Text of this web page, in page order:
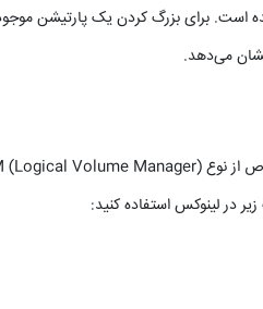
برای بزرگ کردن یک پارتیشن موجود
در لینوکس استفاده کنید: